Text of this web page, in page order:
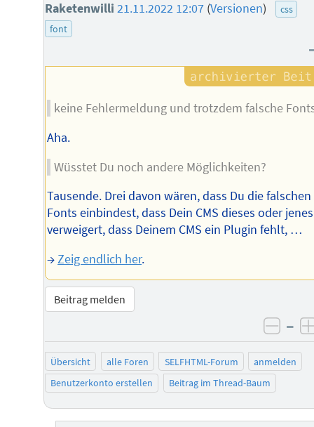
Raketenwilli21.11.2022 12:07 (Versionen)
css
font
keine Fehlermeldung und trotzdem falsche
Aha.
Wüsstet Du noch andere Möglichkeiten?
Tausende. Drei davon wären, dass Du die falschen
Fonts einbindest, dass Dein CMS dieses oder jenes
verweigert, dass Deinem CMS ein Plugin fehlt, …
→Zeig endlich her.
Beitrag melden
–
Übersicht alle Foren SELFHTML-Forum
anmelden
Benutzerkonto erstellen
Beitrag im Thread-Baum